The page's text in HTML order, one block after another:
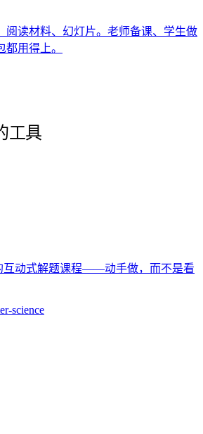
阅读材料、幻灯片。老师备课、学生做
用得上。
工具
互动式解题课程——动手做，而不是看
science